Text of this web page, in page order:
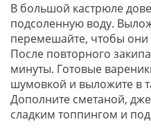
В большой кастрюле
подсоленную воду.
перемешайте, чтобы они
После повторного
минуты. Готовые
шумовкой и выложите в
Дополните сметаной,
сладким топпингом и